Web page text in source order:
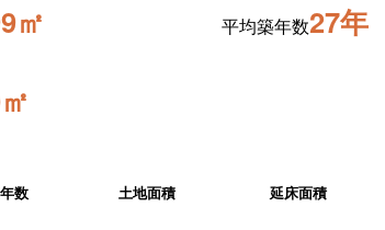
㎡ 平均築年数27年
数 土地面積 延床面積